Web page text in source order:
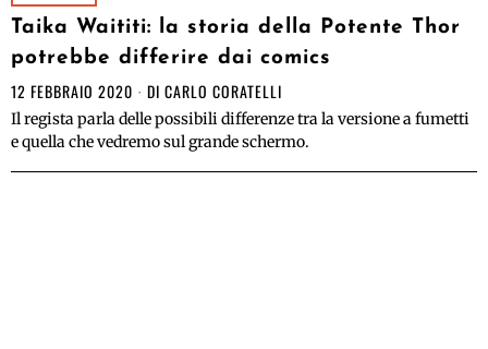
Taika Waititi: la storia della Potente Thor
potrebbe differire dai comics
12 FEBBRAIO 2020 DI CARLO CORATELLI
Il regista parla delle possibili differenze tra la versione a fumetti
e quella che vedremo sul grande schermo.